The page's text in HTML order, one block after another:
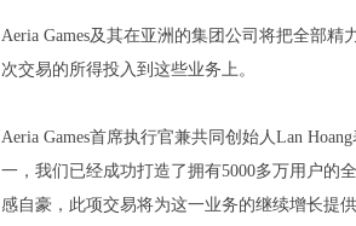
Aeria Games及其在亚洲的集团公司将把全部
次交易的所得投入到这些业务上。
Aeria Games首席执行官兼共同创始人Lan
一，我们已经成功打造了拥有5000多万用户的
感自豪，此项交易将为这一业务的继续增长提